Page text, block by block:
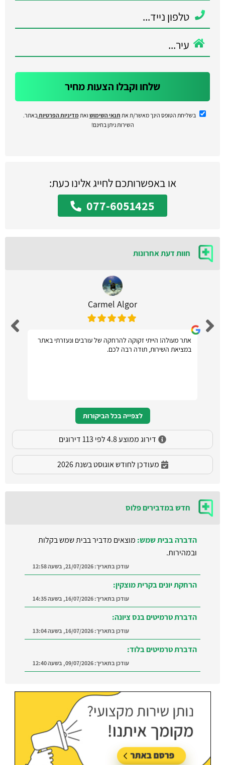
שלחו וקבלו הצעות מחיר
בשליחת הטופס הינך מאשר/ת את תנאי השימוש ואתמדיניות הפרטיות באתר.
השירות ניתן בחינם!
או באפשרותכם לחייג אלינו כעת:
077-6051425
חוות דעת אחרונות
Carmel Algor
אתר מעולה! הייתי זקוקה להרחקה של עורבים ונעזרתי באתר
במציאת השירות, תודה רבה לכם.
לצפייה בכל הביקורות
דירוג ממוצע 4.8 לפי 113 דירוגים
מעודכן לחודש אוגוסט בשנת 2026
חדש במדבירים פלוס
הדברה בבית שמש: מוצאים מדביר בבית שמש בקלות
ובמהירות.
עודכן בתאריך:21/07/2026, בשעה 12:58
הרחקת יונים בקרית מוצקין:
עודכן בתאריך:16/07/2026, בשעה 14:35
הדברת טרמיטים בנס ציונה:
עודכן בתאריך:16/07/2026, בשעה 13:04
הדברת טרמיטים בלוד:
עודכן בתאריך:09/07/2026, בשעה 12:40
ברמת השרון והסביבה
עודכן בתאריך:21/07/2026, בשעה 12:58